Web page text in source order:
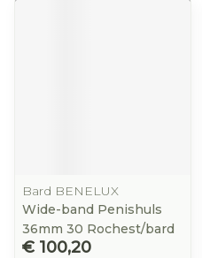
Bard BENELUX
Wide-band Penishuls
36mm 30 Rochest/bard
€ 100,20